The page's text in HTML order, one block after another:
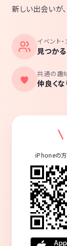
新しい出会いが
イベント
見つかる
共通の趣
仲良く
iPhoneの方